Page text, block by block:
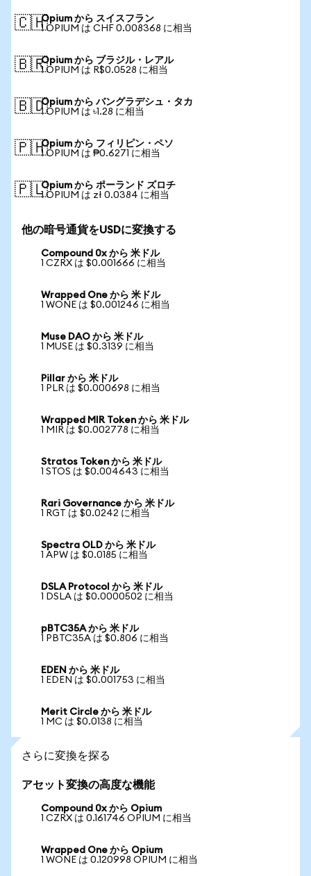
🇨🇭Opium から スイスフラン
1 OPIUM は CHF 0.008368 に相当
🇧🇷Opium から ブラジル・レアル
1 OPIUM は R$0.0528 に相当
🇧🇩Opium から バングラデシュ・タカ
1 OPIUM は ৳1.28 に相当
🇵🇭Opium から フィリピン・ペソ
1 OPIUM は ₱0.6271 に相当
🇵🇱Opium から ポーランド ズロチ
1 OPIUM は zł 0.0384 に相当
他の暗号通貨をUSDに変換する
Compound 0x から 米ドル
1 CZRX は $0.001666 に相当
Wrapped One から 米ドル
1 WONE は $0.001246 に相当
Muse DAO から 米ドル
1 MUSE は $0.3139 に相当
Pillar から 米ドル
1 PLR は $0.000698 に相当
Wrapped MIR Token から 米ドル
1 MIR は $0.002778 に相当
Stratos Token から 米ドル
1 STOS は $0.004643 に相当
Rari Governance から 米ドル
1 RGT は $0.0242 に相当
Spectra OLD から 米ドル
1 APW は $0.0185 に相当
DSLA Protocol から 米ドル
1 DSLA は $0.0000502 に相当
pBTC35A から 米ドル
1 PBTC35A は $0.806 に相当
EDEN から 米ドル
1 EDEN は $0.001753 に相当
Merit Circle から 米ドル
1 MC は $0.0138 に相当
さらに変換を探る
アセット変換の高度な機能
Compound 0x から Opium
1 CZRX は 0.161746 OPIUM に相当
Wrapped One から Opium
1 WONE は 0.120998 OPIUM に相当